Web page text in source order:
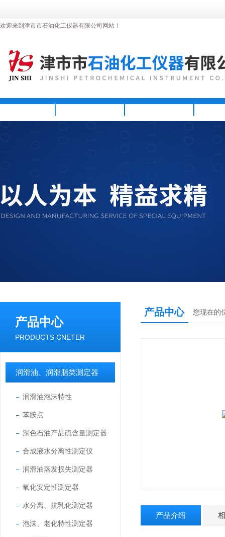
欢迎来到津市市石油化工仪器有限公司网站！
产品中心
PRODUCTS CNETER
润滑油、润滑脂类测定器
润滑油泡沫特性
苯胺点
深色石油产品硫含量测定器
合成液水分离性测定仪
润滑油蒸发损失测定器
氧化安定性测定器
水分离、抗乳化测定器
泡沬、老化特性测定器
产品中心 您现在的
产品介绍